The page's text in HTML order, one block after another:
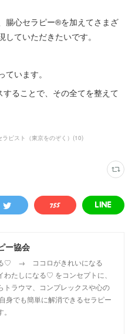
腸心セラピー®︎を加えてさまざ
ていただきたいです。
います。
ることで、その全てを整えて
ラピスト（東京をのぞく） (10)
ー協会
る♡ → ココロがきれいになる
しになる♡ をコンセプトに、
トラウマ、コンプレックスや心の
身でも簡単に解消できるセラピー